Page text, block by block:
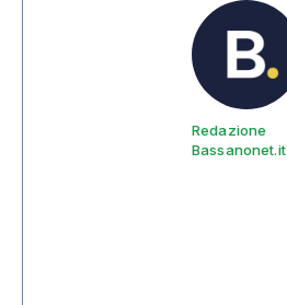
Redazione
Bassanonet.it